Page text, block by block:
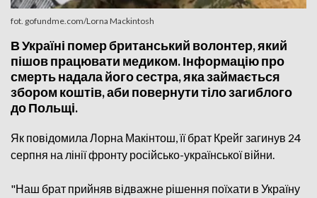
fot. gofundme.com/Lorna Mackintosh
В Україні помер британський волонтер, який
пішов працювати медиком. Інформацію про
смерть надала його сестра, яка займається
збором коштів, аби повернути тіло загиблого
до Польщі.
Як повідомила Лорна Макінтош, її брат Крейг загинув 24
серпня на лінії фронту російсько-української війни.
"Наш брат прийняв відважне рішення поїхати в Україну